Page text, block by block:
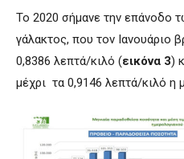
Το 2020 σήμανε την επάνοδο
γάλακτος, που τον Ιανουάριο
0,8386 λεπτά/κιλό (εικόνα 3)
μέχρι τα 0,9146 λεπτά/κιλό η